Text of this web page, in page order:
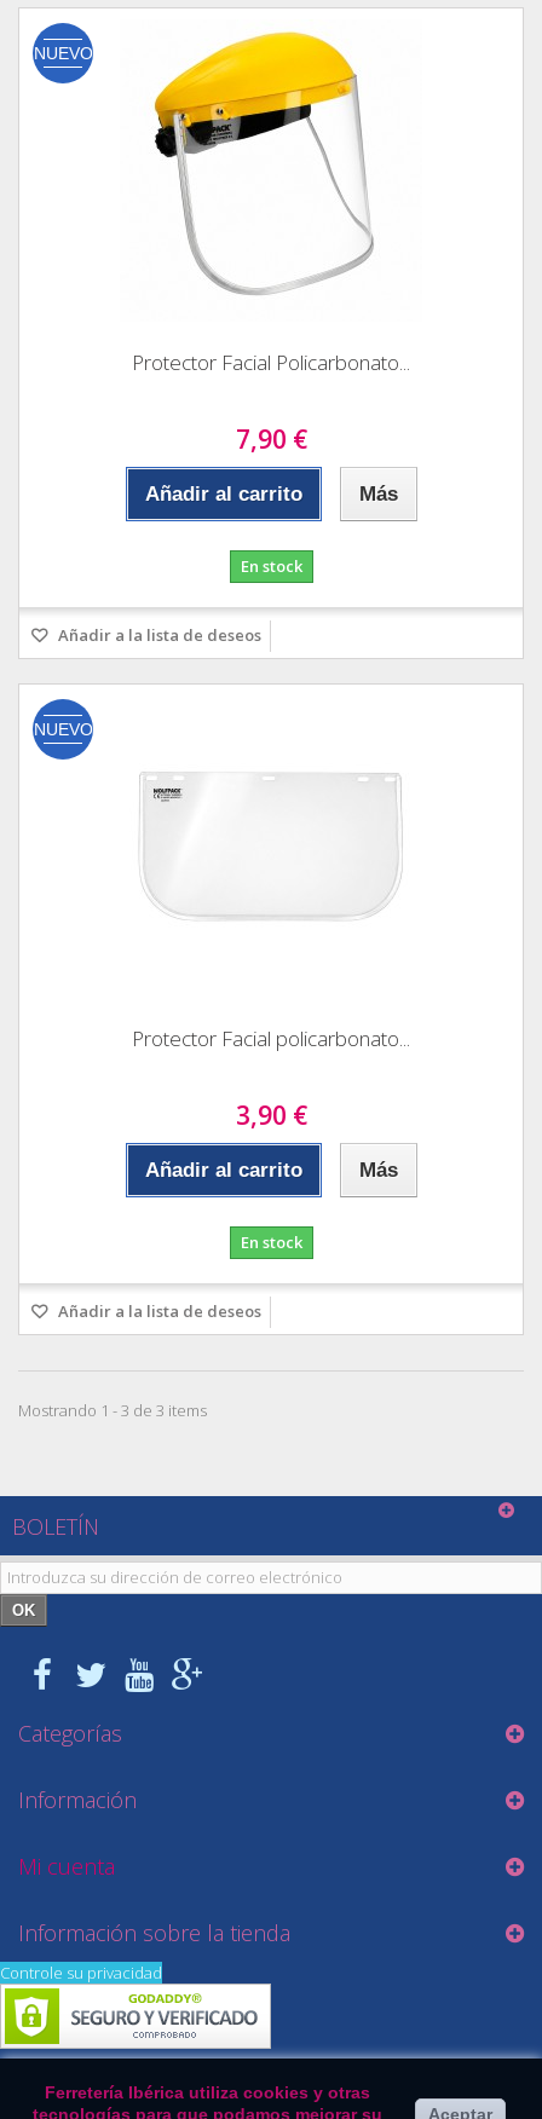
NUEVO
Protector Facial Policarbonato...
7,90 €
Añadir al carrito Más
En stock
Añadir a la lista de deseos
NUEVO
Protector Facial policarbonato...
3,90 €
Añadir al carrito Más
En stock
Añadir a la lista de deseos
Mostrando 1 - 3 de 3 items
BOLETÍN
OK
Categorías
Información
Mi cuenta
Información sobre la tienda
Ferretería Ibérica utiliza cookies y otras
tecnologías para que podamos mejorar su
Aceptar
Controle su privacidad